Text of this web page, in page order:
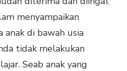
menyampaikan
anak di bawah usia
tidak melakukan
Seab anak yang